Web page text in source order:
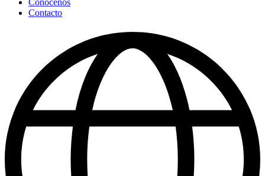
Contacto